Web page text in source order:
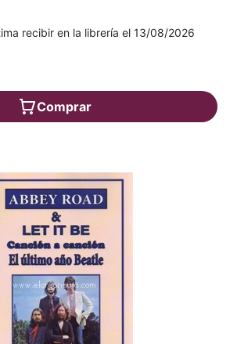
recibir en la librería el 13/08/2026
Comprar